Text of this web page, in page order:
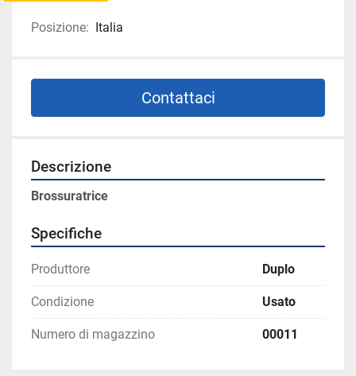
Posizione: Italia
Contattaci
Descrizione
Brossuratrice
Specifiche
Produttore Duplo
Condizione Usato
Numero di magazzino 00011